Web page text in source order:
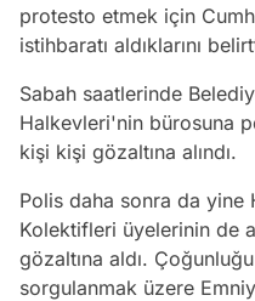
protesto etmek için
istihbaratı aldıklarını
Sabah saatlerinde
Halkevleri'nin bürosuna
kişi kişi gözaltına alındı.
Polis daha sonra da yine
Kolektifleri üyelerinin de
gözaltına aldı.
sorgulanmak üzere